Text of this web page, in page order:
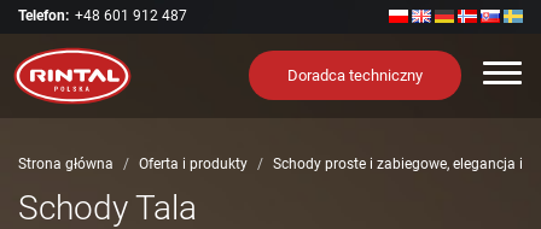
Telefon: +48 601 912 487
Doradca techniczny
Strona główna Oferta i produkty Schody proste i zabiegowe, elegancja i
Schody Tala